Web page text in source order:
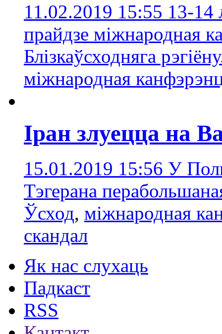
11.02.2019 15:55 13-14
прайдзе міжнародная
Блізкаўсходняга
міжнародная
Іран злуецца на
15.01.2019 15:56 У
Тэгерана
Ўсход, міжнародная
скандал
Як нас слухаць
Падкаст
RSS